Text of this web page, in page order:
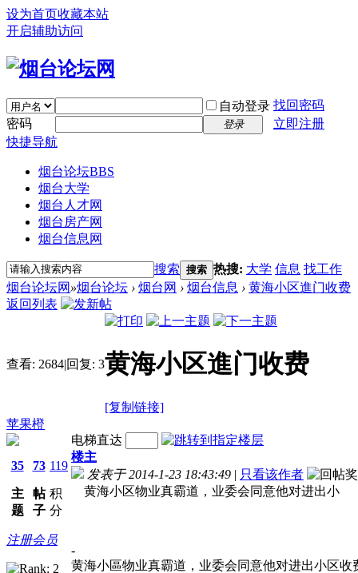
设为首页收藏本站
开启辅助访问
自动登录 找回密码
密码
登录
立即注册
快捷导航
烟台论坛BBS
烟台大学
烟台人才网
烟台房产网
烟台信息网
搜索 搜索 热搜: 大学 信息 找工作
烟台论坛网 »烟台论坛 › 烟台网 › 烟台信息 › 黄海小区進门收费
返回列表
查看: 2684|回复: 3黄海小区進门收费
[复制链接]
苹果橙
35
主
题
73
帖
子
119
积
分
注册会员
电梯直达
楼主
发表于 2014-1-23 18:43:49 | 只看该作者
黄海小区物业真霸道，业委会同意他对进出小
-
黄海小區物业真霸道，业委会同意他对进出小区